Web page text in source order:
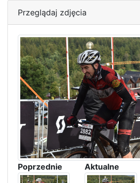
Przeglądaj zdjęcia
Poprzednie Aktualne